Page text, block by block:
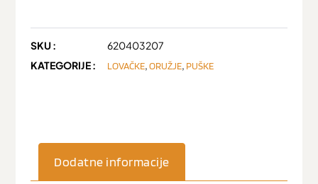
SKU :
620403207
KATEGORIJE :
LOVAČKE,ORUŽJE, PUŠKE
Dodatne informacije